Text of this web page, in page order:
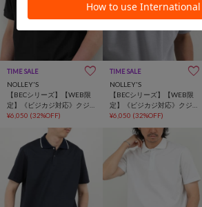
TIME SALE
NOLLEY'S
【BECシリーズ】【WEB限
定】《ビジカジ対応》クジ
ラ刺繍 ドライカノコユーテ
¥6,050 (32%OFF)
TIME SALE
NOLLEY'S
【BECシリーズ】【WEB限
定】《ビジカジ対応》クジ
ラ刺繍 ドライカノコユーテ
¥6,050 (32%OFF)